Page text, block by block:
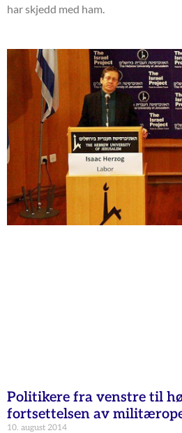
har skjedd med ham.
Politikere fra venstre til
fortsettelsen av
10. august 2014